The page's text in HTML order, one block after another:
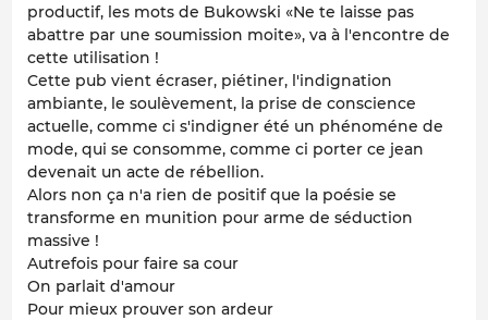
productif, les mots de Bukowski «Ne te laisse pas
abattre par une soumission moite», va à l'encontre de
cette utilisation !
Cette pub vient écraser, piétiner, l'indignation
ambiante, le soulèvement, la prise de conscience
actuelle, comme ci s'indigner été un phénoméne de
mode, qui se consomme, comme ci porter ce jean
devenait un acte de rébellion.
Alors non ça n'a rien de positif que la poésie se
transforme en munition pour arme de séduction
massive !
Autrefois pour faire sa cour
On parlait d'amour
Pour mieux prouver son ardeur